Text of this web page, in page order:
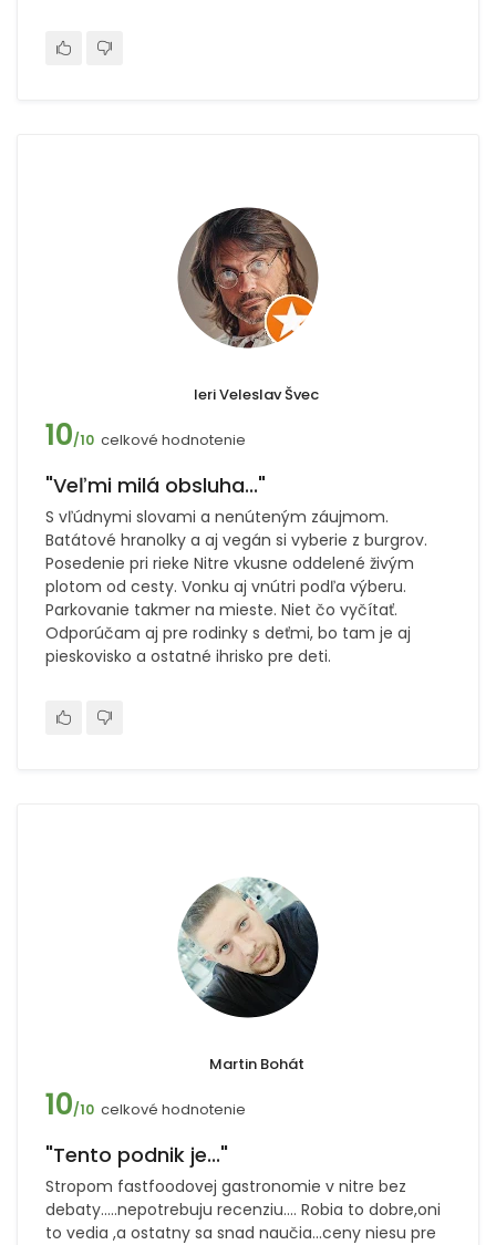
leri Veleslav Švec
10/10 celkové hodnotenie
"Veľmi milá obsluha..."
S vľúdnymi slovami a nenúteným záujmom.
Batátové hranolky a aj vegán si vyberie z burgrov.
Posedenie pri rieke Nitre vkusne oddelené živým
plotom od cesty. Vonku aj vnútri podľa výberu.
Parkovanie takmer na mieste. Niet čo vyčítať.
Odporúčam aj pre rodinky s deťmi, bo tam je aj
pieskovisko a ostatné ihrisko pre deti.
Martin Bohát
10/10 celkové hodnotenie
"Tento podnik je..."
Stropom fastfoodovej gastronomie v nitre bez
debaty.....nepotrebuju recenziu.... Robia to dobre,oni
to vedia ,a ostatny sa snad naučia...ceny niesu pre